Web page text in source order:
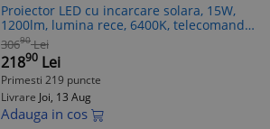
Proiector LED cu incarcare solara, 15W,
1200lm, lumina rece, 6400K, telecomanda,
maner de transport, gri
30690 Lei
21890 Lei
Primesti 219 puncte
Livrare Joi, 13 Aug
Adauga in cos